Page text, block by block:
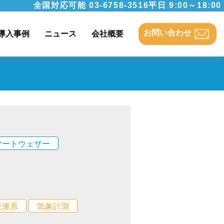
全国対応可能 03-6758-3516平日 9:00～18:00
入事例 ニュース 会社概要 お問い合わせ
ートウェザー
連系 気象計測